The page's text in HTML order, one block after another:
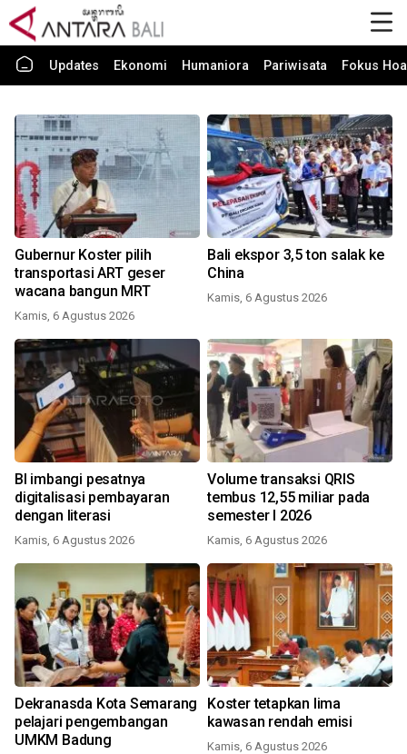
Updates Ekonomi Humaniora Pariwisata Fokus
Gubernur Koster pilih
transportasi ART geser
wacana bangun MRT
Kamis, 6 Agustus 2026
Bali ekspor 3,5 ton salak ke
China
Kamis, 6 Agustus 2026
BI imbangi pesatnya
digitalisasi pembayaran
dengan literasi
Kamis, 6 Agustus 2026
Volume transaksi QRIS
tembus 12,55 miliar pada
semester I 2026
Kamis, 6 Agustus 2026
Dekranasda Kota Semarang
pelajari pengembangan
UMKM Badung
Koster tetapkan lima
kawasan rendah emisi
Kamis, 6 Agustus 2026